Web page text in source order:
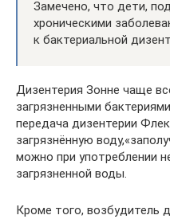
Замечено, что дети,
хроническими
к бактериальной
Дизентерия Зонне чаще
загрязненными
передача дизентерии
загрязнённую
можно при употреблении
загрязненной воды.
Кроме того, возбудитель